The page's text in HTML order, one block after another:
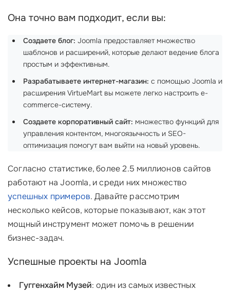
Она точно вам подходит, если вы:
Создаете блог: Joomla предоставляет множество
шаблонов и расширений, которые делают ведение блога
простым и эффективным.
Разрабатываете интернет-магазин: с помощью Joomla и
расширения VirtueMart вы можете легко настроить e-
commerce-систему.
Создаете корпоративный сайт: множество функций для
управления контентом, многоязычность и SEO-
оптимизация помогут вам выйти на новый уровень.
Согласно статистике, более 2.5 миллионов сайтов
работают на Joomla, и среди них множество
успешных примеров. Давайте рассмотрим
несколько кейсов, которые показывают, как этот
мощный инструмент может помочь в решении
бизнес-задач.
Успешные проекты на Joomla
Гуггенхайм Музей: один из самых известных